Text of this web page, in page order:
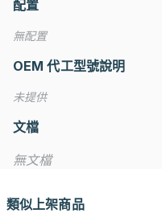
配置
無配置
OEM 代工型號說明
未提供
文檔
無文檔
類似上架商品